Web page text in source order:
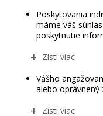
Poskytovania
máme váš
poskytnutie
Zisti viac
Vášho
alebo oprávnený
Zisti viac